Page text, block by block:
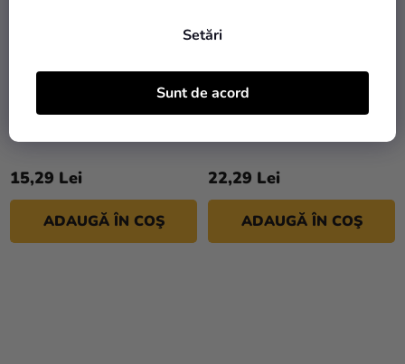
Setări
Sunt de acord
Bețe pentru frigărui
15,29 Lei
ADAUGĂ ÎN COŞ
Bețișoare decorative
22,29 Lei
ADAUGĂ ÎN COŞ